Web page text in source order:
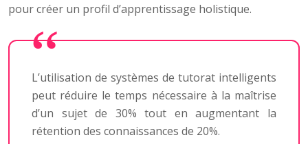
pour créer un profil d’apprentissage holistique.
L’utilisation de systèmes de tutorat intelligents
peut réduire le temps nécessaire à la maîtrise
d’un sujet de 30% tout en augmentant la
rétention des connaissances de 20%.